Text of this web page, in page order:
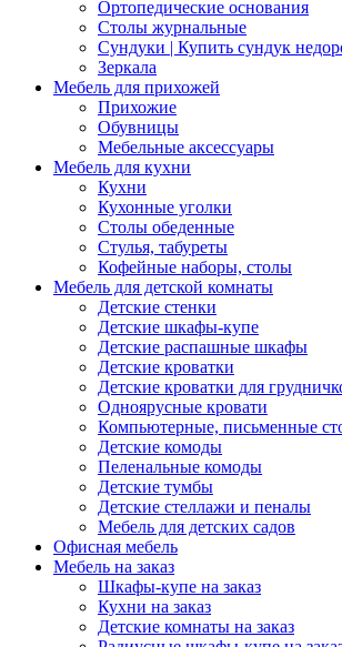
Ортопедические основания
Столы журнальные
Сундуки | Купить сундук
Зеркала
Мебель для прихожей
Прихожие
Обувницы
Мебельные аксессуары
Мебель для кухни
Кухни
Кухонные уголки
Столы обеденные
Стулья, табуреты
Кофейные наборы, столы
Мебель для детской комнаты
Детские стенки
Детские шкафы-купе
Детские распашные шкафы
Детские кроватки
Детские кроватки для
Одноярусные кровати
Компьютерные, письменные
Детские комоды
Пеленальные комоды
Детские тумбы
Детские стеллажи и пеналы
Мебель для детских садов
Офисная мебель
Мебель на заказ
Шкафы-купе на заказ
Кухни на заказ
Детские комнаты на заказ